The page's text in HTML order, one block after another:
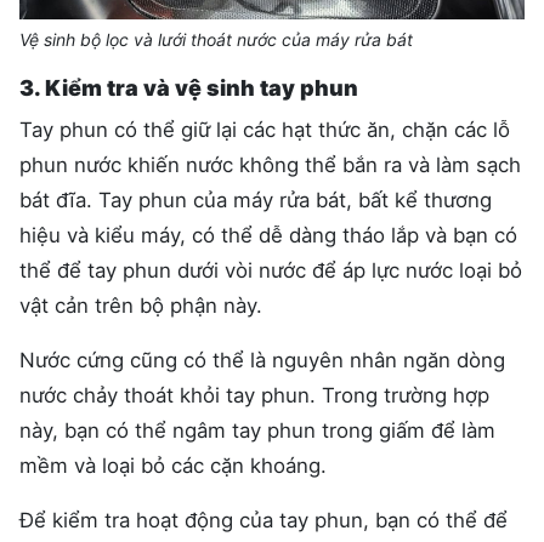
Vệ sinh bộ lọc và lưới thoát nước của máy rửa bát
3. Kiểm tra và vệ sinh tay phun
Tay phun có thể giữ lại các hạt thức ăn, chặn các lỗ
phun nước khiến nước không thể bắn ra và làm sạch
bát đĩa. Tay phun của máy rửa bát, bất kể thương
hiệu và kiểu máy, có thể dễ dàng tháo lắp và bạn có
thể để tay phun dưới vòi nước để áp lực nước loại bỏ
vật cản trên bộ phận này.
Nước cứng cũng có thể là nguyên nhân ngăn dòng
nước chảy thoát khỏi tay phun. Trong trường hợp
này, bạn có thể ngâm tay phun trong giấm để làm
mềm và loại bỏ các cặn khoáng.
Để kiểm tra hoạt động của tay phun, bạn có thể để